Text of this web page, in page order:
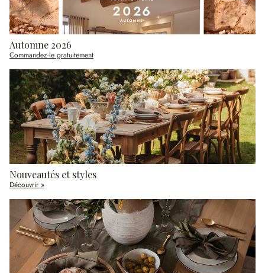
Automne 2026
Commandez-le gratuitement
Nouveautés et styles
Découvrir »